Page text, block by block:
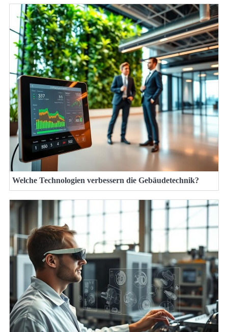
Welche Technologien verbessern die Gebäudetechnik?